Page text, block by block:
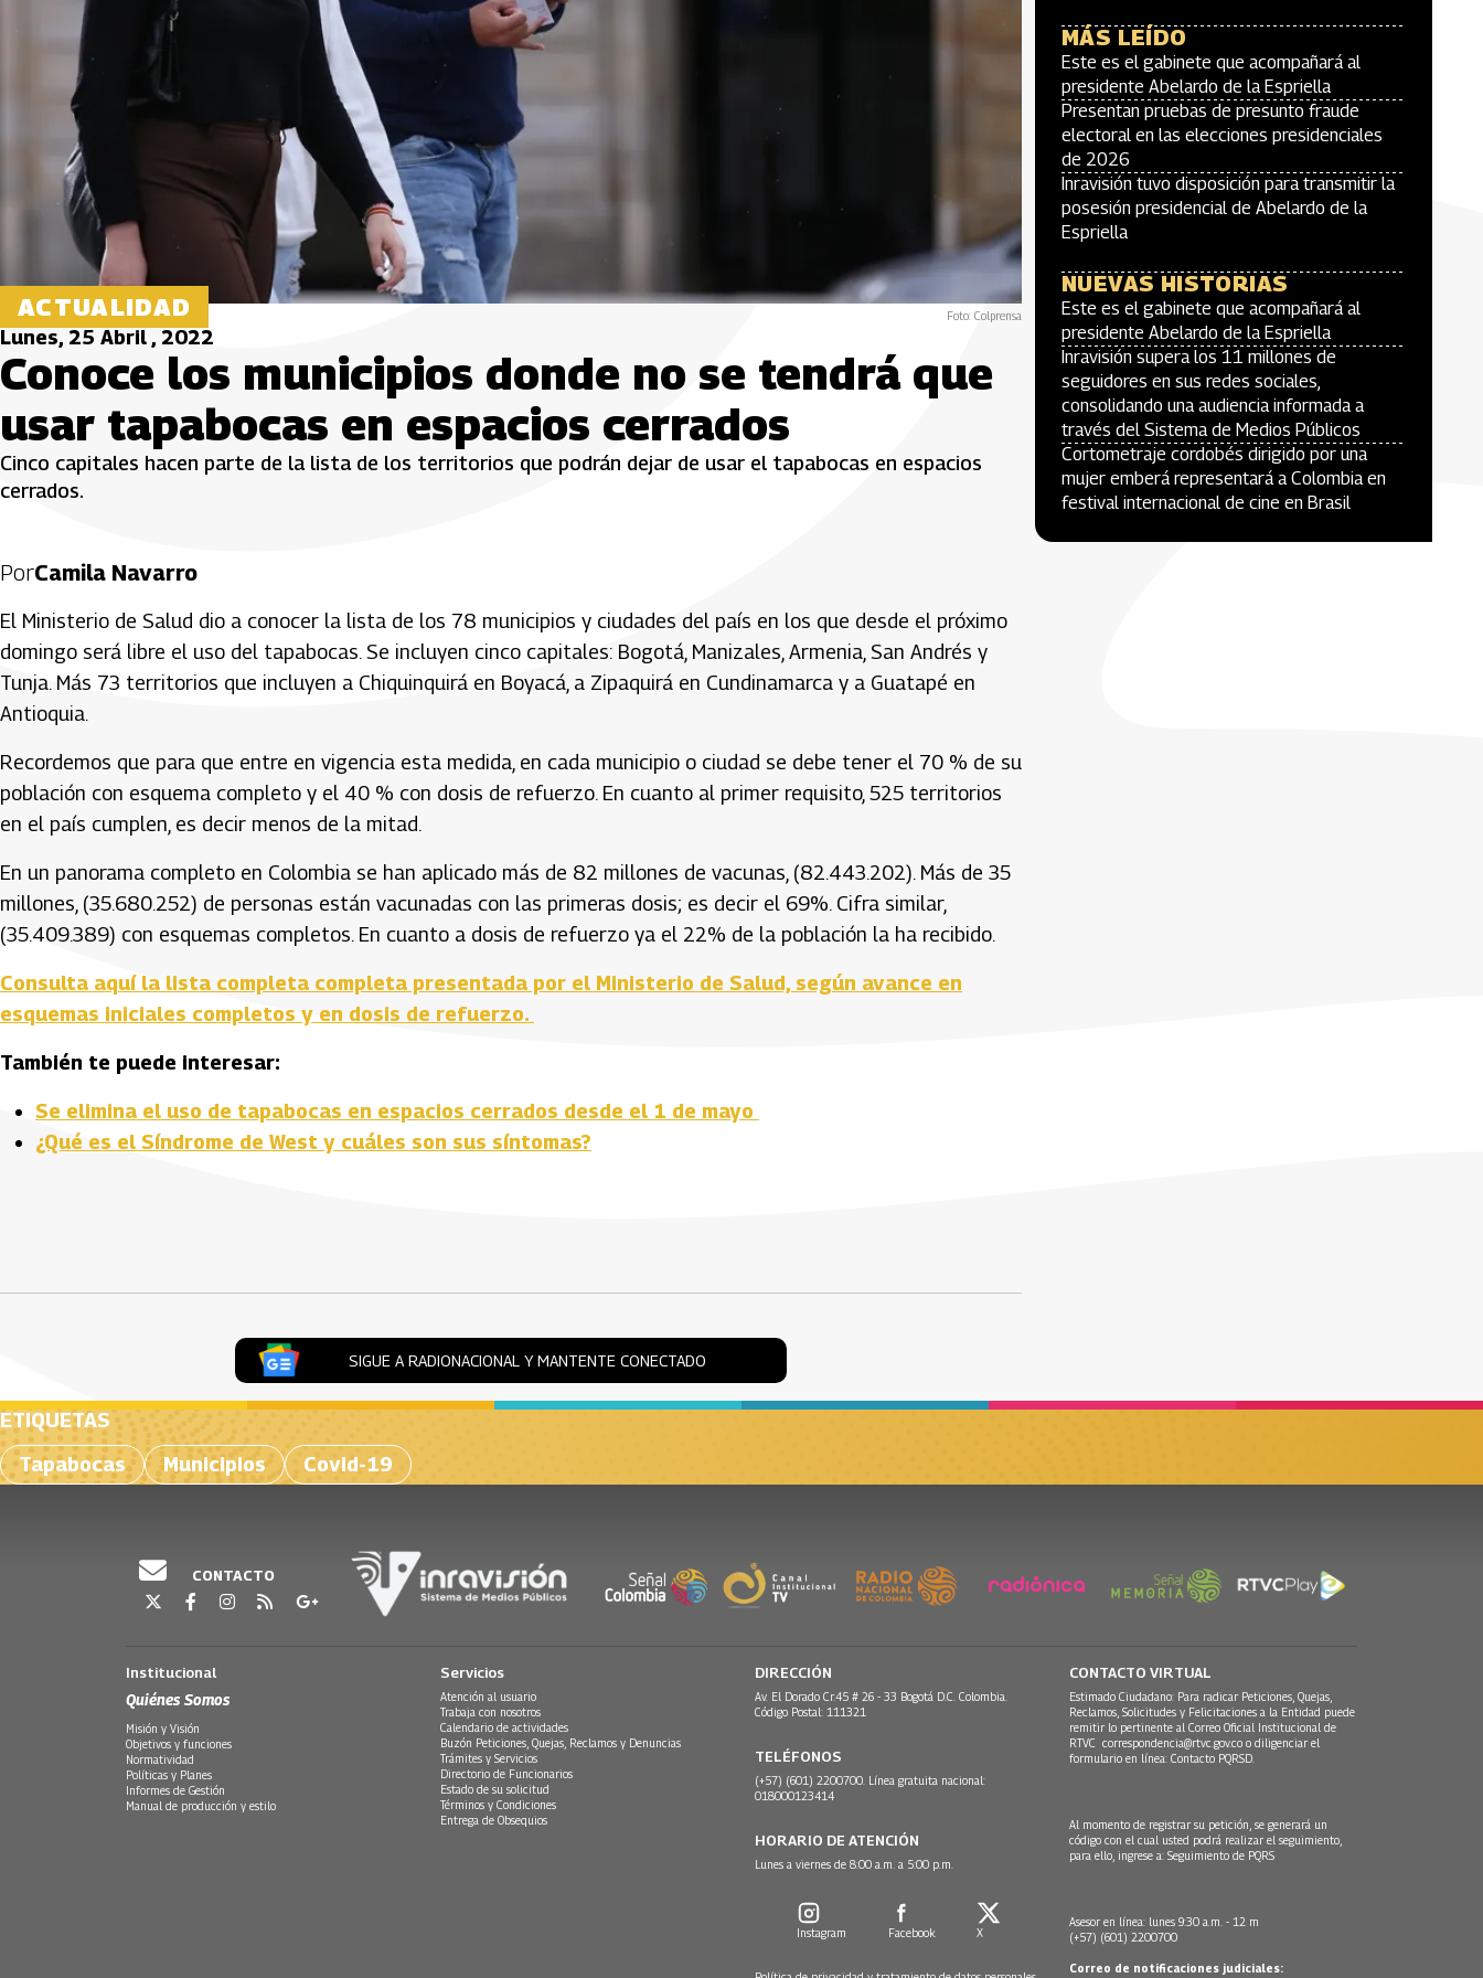
ACTUALIDAD Foto: Colprensa
Lunes, 25 Abril , 2022
Conoce los municipios donde no se tendrá que
usar tapabocas en espacios cerrados
Cinco capitales hacen parte de la lista de los territorios que podrán dejar de usar el tapabocas en espacios
cerrados.
PorCamila Navarro
El Ministerio de Salud dio a conocer la lista de los 78 municipios y ciudades del país en los que desde el próximo
domingo será libre el uso del tapabocas. Se incluyen cinco capitales: Bogotá, Manizales, Armenia, San Andrés y
Tunja. Más 73 territorios que incluyen a Chiquinquirá en Boyacá, a Zipaquirá en Cundinamarca y a Guatapé en
Antioquia.
Recordemos que para que entre en vigencia esta medida, en cada municipio o ciudad se debe tener el 70 % de su
población con esquema completo y el 40 % con dosis de refuerzo. En cuanto al primer requisito, 525 territorios
en el país cumplen, es decir menos de la mitad.
En un panorama completo en Colombia se han aplicado más de 82 millones de vacunas, (82.443.202). Más de 35
millones, (35.680.252) de personas están vacunadas con las primeras dosis; es decir el 69%. Cifra similar,
(35.409.389) con esquemas completos. En cuanto a dosis de refuerzo ya el 22% de la población la ha recibido.
Consulta aquí la lista completa completa presentada por el Ministerio de Salud, según avance en
esquemas iniciales completos y en dosis de refuerzo.
También te puede interesar:
Se elimina el uso de tapabocas en espacios cerrados desde el 1 de mayo
¿Qué es el Síndrome de West y cuáles son sus síntomas?
SIGUE A RADIONACIONAL Y MANTENTE CONECTADO
MÁS LEÍDO
Este es el gabinete que acompañará al
presidente Abelardo de la Espriella
Presentan pruebas de presunto fraude
electoral en las elecciones presidenciales
de 2026
Inravisión tuvo disposición para transmitir la
posesión presidencial de Abelardo de la
Espriella
NUEVAS HISTORIAS
Este es el gabinete que acompañará al
presidente Abelardo de la Espriella
Inravisión supera los 11 millones de
seguidores en sus redes sociales,
consolidando una audiencia informada a
través del Sistema de Medios Públicos
Cortometraje cordobés dirigido por una
mujer emberá representará a Colombia en
festival internacional de cine en Brasil
ETIQUETAS
Tapabocas
Municipios Covid-19
CONTACTO
Institucional
Quiénes Somos
Misión y Visión
Objetivos y funciones
Normatividad
Políticas y Planes
Informes de Gestión
Manual de producción y estilo
Servicios
Atención al usuario
Trabaja con nosotros
Calendario de actividades
Buzón Peticiones, Quejas, Reclamos y Denuncias
Trámites y Servicios
Directorio de Funcionarios
Estado de su solicitud
Términos y Condiciones
Entrega de Obsequios
DIRECCIÓN
Av. El Dorado Cr.45 # 26 - 33 Bogotá D.C. Colombia.
Código Postal: 111321
TELÉFONOS
(+57) (601) 2200700. Línea gratuita nacional:
018000123414
HORARIO DE ATENCIÓN
Lunes a viernes de 8:00 a.m. a 5:00 p.m.
Instagram Facebook X
CONTACTO VIRTUAL
Estimado Ciudadano: Para radicar Peticiones, Quejas,
Reclamos, Solicitudes y Felicitaciones a la Entidad puede
remitir lo pertinente al Correo Oficial Institucional de
RTVC correspondencia@rtvc.gov.co o diligenciar el
formulario en línea: Contacto PQRSD.
Al momento de registrar su petición, se generará un
código con el cual usted podrá realizar el seguimiento,
para ello, ingrese a: Seguimiento de PQRS
Asesor en línea: lunes 9:30 a.m. - 12 m
(+57) (601) 2200700
Correo de notificaciones judiciales: